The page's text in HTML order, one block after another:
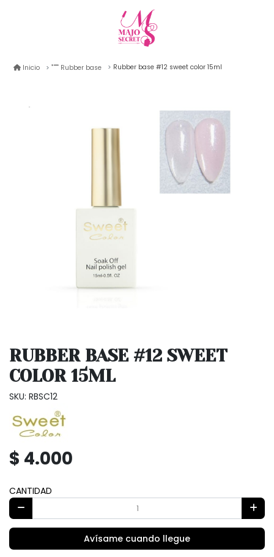
Inicio Rubber base Rubber base #12 sweet color 15ml
RUBBER BASE #12 SWEET
COLOR 15ML
SKU: RBSC12
$ 4.000
CANTIDAD
Avísame cuando llegue